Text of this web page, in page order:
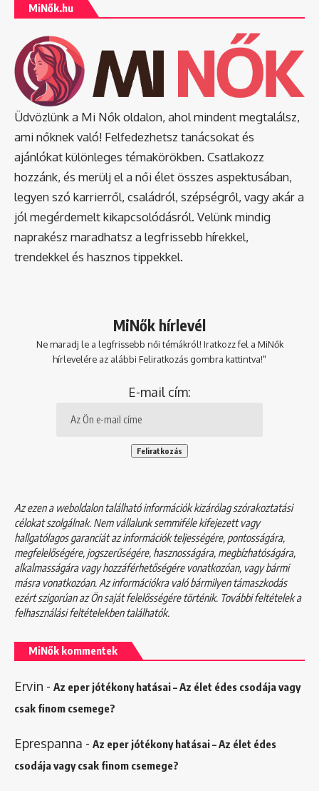
MiNők.hu
Üdvözlünk a Mi Nők oldalon, ahol mindent megtalálsz,
ami nőknek való! Felfedezhetsz tanácsokat és
ajánlókat különleges témakörökben. Csatlakozz
hozzánk, és merülj el a női élet összes aspektusában,
legyen szó karrierről, családról, szépségről, vagy akár a
jól megérdemelt kikapcsolódásról. Velünk mindig
naprakész maradhatsz a legfrissebb hírekkel,
trendekkel és hasznos tippekkel.
MiNők hírlevél
Ne maradj le a legfrissebb női témákról! Iratkozz fel a MiNők
hírlevelére az alábbi Feliratkozás gombra kattintva!"
E-mail cím:
Az ezen a weboldalon található információk kizárólag szórakoztatási
célokat szolgálnak. Nem vállalunk semmiféle kifejezett vagy
hallgatólagos garanciát az információk teljességére, pontosságára,
megfelelőségére, jogszerűségére, hasznosságára, megbízhatóságára,
alkalmasságára vagy hozzáférhetőségére vonatkozóan, vagy bármi
másra vonatkozóan. Az információkra való bármilyen támaszkodás
ezért szigorúan az Ön saját felelősségére történik. További feltételek a
felhasználási feltételekbentalálhatók.
MiNők kommentek
Ervin - Az eper jótékony hatásai – Az élet édes csodája vagy
csak finom csemege?
Eprespanna - Az eper jótékony hatásai – Az élet édes
csodája vagy csak finom csemege?